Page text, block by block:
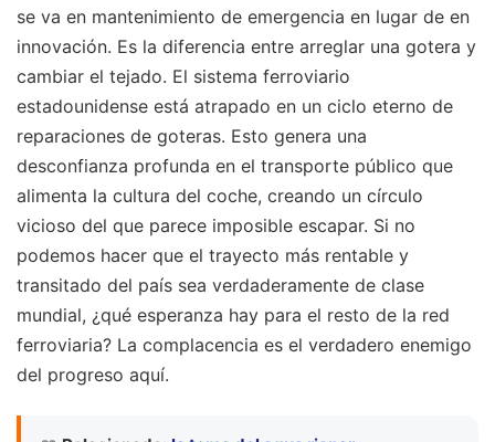
se va en mantenimiento de emergencia en lugar de en
innovación. Es la diferencia entre arreglar una gotera y
cambiar el tejado. El sistema ferroviario
estadounidense está atrapado en un ciclo eterno de
reparaciones de goteras. Esto genera una
desconfianza profunda en el transporte público que
alimenta la cultura del coche, creando un círculo
vicioso del que parece imposible escapar. Si no
podemos hacer que el trayecto más rentable y
transitado del país sea verdaderamente de clase
mundial, ¿qué esperanza hay para el resto de la red
ferroviaria? La complacencia es el verdadero enemigo
del progreso aquí.